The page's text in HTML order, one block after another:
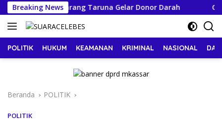
Langsung
ke
konten
Breaking News
dan Karang Taruna Gelar Donor Darah
POLITIK HUKUM KEAMANAN KRIMINAL NASIONAL
Beranda POLITIK
POLITIK